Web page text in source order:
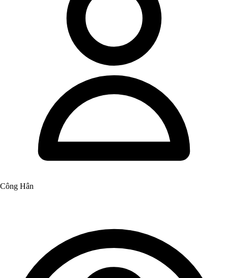
Công Hân